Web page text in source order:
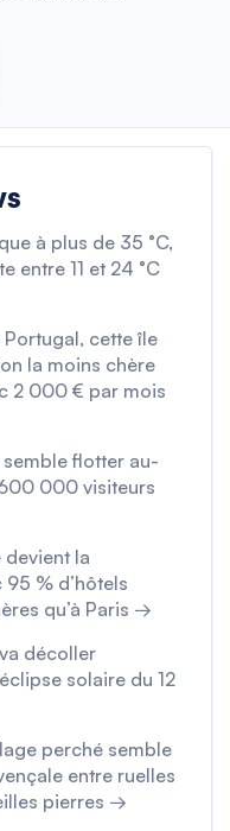
à plus de 35 °C,
entre 11 et 24 °C
Portugal, cette île
la moins chère
2 000 € par mois
flotter au-
000 visiteurs
devient la
95 % d’hôtels
qu’à Paris →
décoller
solaire du 12
perché semble
entre ruelles
pierres →